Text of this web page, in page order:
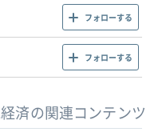
フォローする
フォローする
済の関連コンテンツ